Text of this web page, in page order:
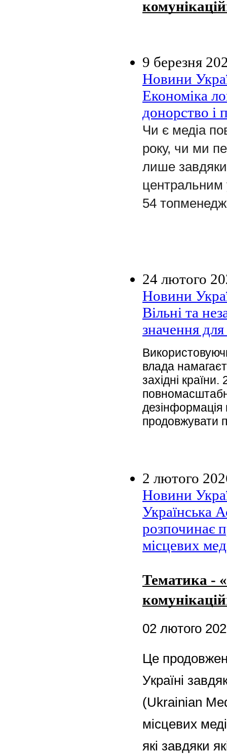
9 березня
Новини
Економіка
донорство і
Чи є медіа
року, чи ми
лише завдяки
центральним
54
24 лютого
Новини
Вільні та
значення для
влада
західні
продовжувати
2 лютого
Новини
Українська
розпочинає
місцевих
Тематика -
02 лютого
Це
Україні
(Ukrainian
місцевих
які завдяки